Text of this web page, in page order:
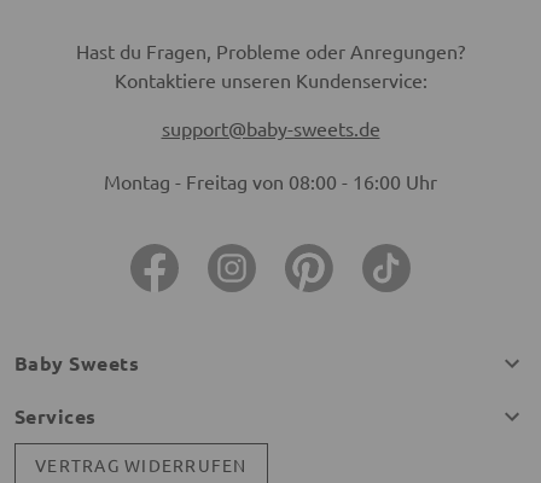
Hast du Fragen, Probleme oder Anregungen?
Kontaktiere unseren Kundenservice:
support@baby-sweets.de
Montag - Freitag von 08:00 - 16:00 Uhr
Baby Sweets
Services
VERTRAG WIDERRUFEN